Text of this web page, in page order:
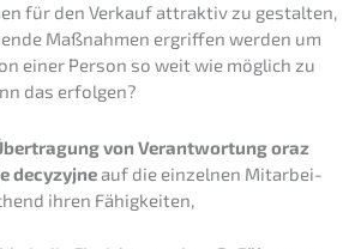
für den Verkauf attrak­tiv zu gestal­ten,
Maßnah­men ergrif­fen werden um
einer Person so weit wie möglich zu
das erfolgen?
von Verant­wor­tungoraz
decyzy­j­neauf die einzel­nen Mitar­bei­
ihren Fähigkeiten,